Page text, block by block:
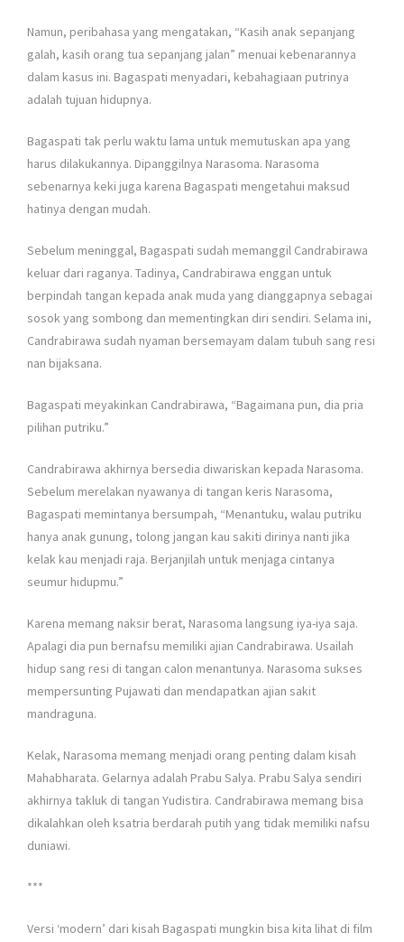
Namun, peribahasa yang mengatakan, “Kasih anak sepanjang
galah, kasih orang tua sepanjang jalan” menuai kebenarannya
dalam kasus ini. Bagaspati menyadari, kebahagiaan putrinya
adalah tujuan hidupnya.
Bagaspati tak perlu waktu lama untuk memutuskan apa yang
harus dilakukannya. Dipanggilnya Narasoma. Narasoma
sebenarnya keki juga karena Bagaspati mengetahui maksud
hatinya dengan mudah.
Sebelum meninggal, Bagaspati sudah memanggil Candrabirawa
keluar dari raganya. Tadinya, Candrabirawa enggan untuk
berpindah tangan kepada anak muda yang dianggapnya sebagai
sosok yang sombong dan mementingkan diri sendiri. Selama ini,
Candrabirawa sudah nyaman bersemayam dalam tubuh sang resi
nan bijaksana.
Bagaspati meyakinkan Candrabirawa, “Bagaimana pun, dia pria
pilihan putriku.”
Candrabirawa akhirnya bersedia diwariskan kepada Narasoma.
Sebelum merelakan nyawanya di tangan keris Narasoma,
Bagaspati memintanya bersumpah, “Menantuku, walau putriku
hanya anak gunung, tolong jangan kau sakiti dirinya nanti jika
kelak kau menjadi raja. Berjanjilah untuk menjaga cintanya
seumur hidupmu.”
Karena memang naksir berat, Narasoma langsung iya-iya saja.
Apalagi dia pun bernafsu memiliki ajian Candrabirawa. Usailah
hidup sang resi di tangan calon menantunya. Narasoma sukses
mempersunting Pujawati dan mendapatkan ajian sakit
mandraguna.
Kelak, Narasoma memang menjadi orang penting dalam kisah
Mahabharata. Gelarnya adalah Prabu Salya. Prabu Salya sendiri
akhirnya takluk di tangan Yudistira. Candrabirawa memang bisa
dikalahkan oleh ksatria berdarah putih yang tidak memiliki nafsu
duniawi.
***
Versi ‘modern’ dari kisah Bagaspati mungkin bisa kita lihat di film